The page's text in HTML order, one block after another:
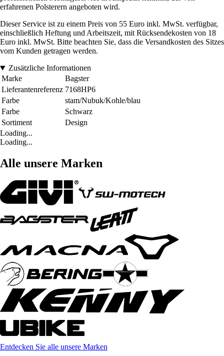
erfahrenen Polsterern angeboten wird.
Dieser Service ist zu einem Preis von 55 Euro inkl. MwSt. verfügbar,
einschließlich Heftung und Arbeitszeit, mit Rücksendekosten von 18
Euro inkl. MwSt. Bitte beachten Sie, dass die Versandkosten des Sitzes
vom Kunden getragen werden.
Zusätzliche Informationen
Marke
Bagster
Lieferantenreferenz 7168HP6
Farbe
stam/Nubuk/Kohle/blau
Farbe
Schwarz
Sortiment
Design
Loading...
Loading...
Alle unsere Marken
Entdecken Sie alle unsere Marken